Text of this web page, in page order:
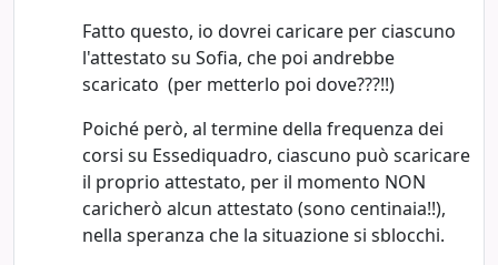
Fatto questo, io dovrei caricare per ciascuno
l'attestato su Sofia, che poi andrebbe
scaricato (per metterlo poi dove???!!)
Poiché però, al termine della frequenza dei
corsi su Essediquadro, ciascuno può scaricare
il proprio attestato, per il momento NON
caricherò alcun attestato (sono centinaia!!),
nella speranza che la situazione si sblocchi.